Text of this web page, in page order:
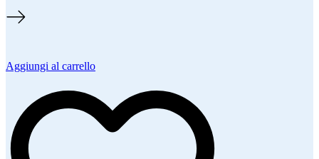
Aggiungi al carrello